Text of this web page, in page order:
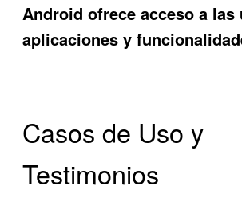
Android ofrece acceso a
aplicaciones y
Casos de Uso y
Testimonios